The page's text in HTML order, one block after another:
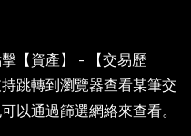
【資產】 - 【交易歷
跳轉到瀏覽器查看某筆交
以通過篩選網絡來查看。